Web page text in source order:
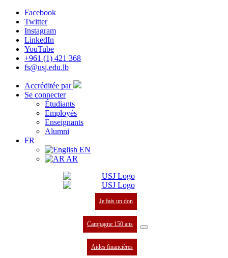
Facebook
Twitter
Instagram
LinkedIn
YouTube
+961 (1) 421 368
fs@usj.edu.lb
Accréditée par
Se connecter
Étudiants
Employés
Enseignants
Alumni
FR
EN
AR
Je fais un don
Campagne 150 ans
Aides financières